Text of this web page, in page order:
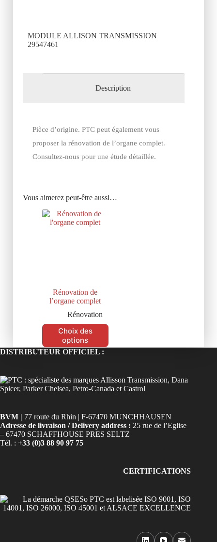
MODULE ALLISON TRANSMISSION
29547461
Description
Pièce d’origine. PTC peut également vous
proposer la rénovation de l’organe complet.
Consultez-nous pour une étude détaillée.
Vous aimerez peut-être aussi…
Rénovation de
l’organe complet
Rénovation
Choix des
options
DISTRIBUTEUR OFFICIEL :
BVM | 77 route du Rhin | F-67470 MUNCHHAUSEN
Adresse de livraison / Delivery address : 25 rue de l’Eglise
– 67470 SCHAFFHOUSE PRES SELTZ
Tél. : +33 (0)3 88 90 97 75
CERTIFICATIONS